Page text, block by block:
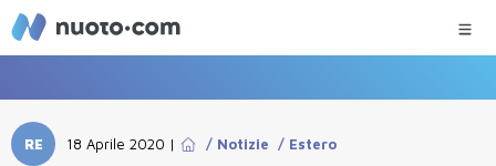
RE 18 Aprile 2020 | / Notizie / Estero